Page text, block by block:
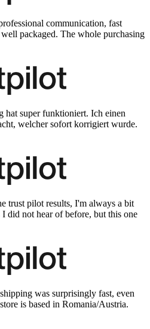
communication, fast
packaged. The whole purchasing
hat super funktioniert. Ich einen
welcher sofort korrigiert wurde.
trust pilot results, I'm always a bit
did not hear of before, but this one
was surprisingly fast, even
is based in Romania/Austria.